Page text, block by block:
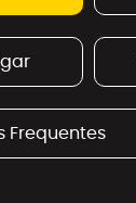
Frequentes